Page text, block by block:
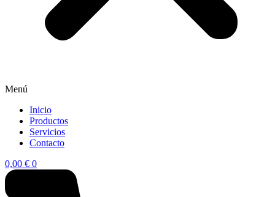
Menú
Inicio
Productos
Servicios
Contacto
0,00 € 0